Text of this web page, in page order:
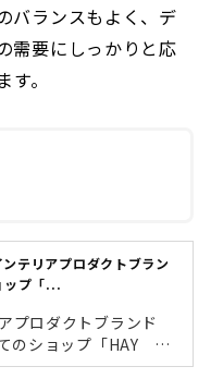
バランスもよく、デ
需要にしっかりと応
。
ンテリアプロダクトブラン
ップ「...
プロダクトブランド
のショップ「HAY TO
日に、2019年夏頃ま